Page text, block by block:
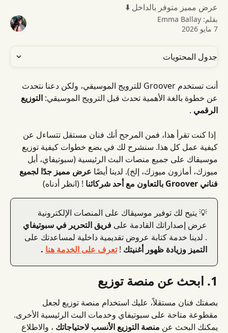
عرض مميز متوفر بالداخل ⬇️
بقلم: Emma Ballay
7 مايو 2026
جدول المحتويات
أنت تستخدم Groover للترويج الموسيقي، ولكن دعنا نتحدث
عن خطوة بالغة الأهمية تحدث قبل الترويج الموسيقي: التوزيع
الرقمي .
إذا كنت تقرأ هذا، فمن المرجح أنك فنان مستقل تتساءل عن
كيفية عمل كل هذا. سنشرح لك في بضع خطوات كيفية توزيع
موسيقاك على جميع منصات البث الرئيسية (سبوتيفاي، أبل
ميوزك، أمازون ميوزك، إلخ). لدينا أيضًا عرض مميز جدًا لجميع
فناني Groover بالتعاون مع أحد شركائنا
! (انظر أدناه)
💡 يتيح لك توفير موسيقاك على المنصات الإلكترونية
عرض إصداراتك القادمة على فريق التحرير في سبوتيفاي
. لدينا خدمة كتابة عروض تقديمية داخلية لمساعدتك على
التميز وزيادة ظهور أغنيتك ! تعرف على الخدمة هنا .
1. ابحث عن منصة توزيع
بصفتك فنان مستقلاً، عليك استخدام منصة توزيع لجعل
مقطوعة متاحة على سبوتيفاي وخدمات البث الرئيسية الأخرى.
يمكنك البحث عن منصة التوزيع الأنسب لاحتياجاتك ، والاطلاع